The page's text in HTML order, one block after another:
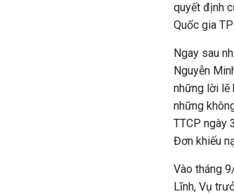
quyết định
Quốc gia
Ngay sau
Nguyễn
những lời lẽ
những
TTCP ngày
Đơn khiếu
Vào tháng
Lĩnh, Vụ